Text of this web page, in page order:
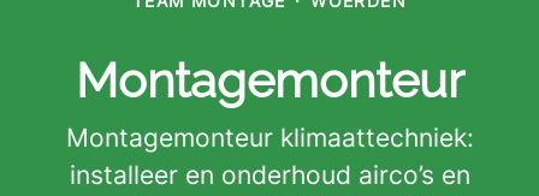
Montagemonteur
Montagemonteur klimaattechniek:
installeer en onderhoud airco’s en